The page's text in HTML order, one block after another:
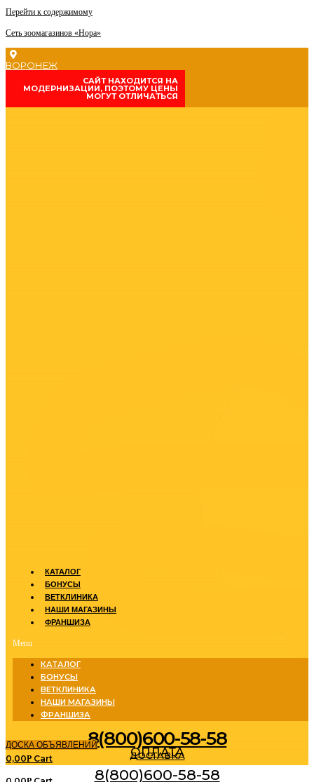
Перейти к содержимому
Сеть зоомагазинов «Нора»
ВОРОНЕЖ
CАЙТ НАХОДИТСЯ НА
МОДЕРНИЗАЦИИ, ПОЭТОМУ ЦЕНЫ
МОГУТ ОТЛИЧАТЬСЯ
КАТАЛОГ
БОНУСЫ
ВЕТКЛИНИКА
НАШИ МАГАЗИНЫ
ФРАНШИЗА
Menu
КАТАЛОГ
БОНУСЫ
ВЕТКЛИНИКА
НАШИ МАГАЗИНЫ
ФРАНШИЗА
8(800)600-58-58
ДОСКА ОБЪЯВЛЕНИЙ
ДОСТАВКА
ОПЛАТА
0,00Р Cart
8(800)600-58-58